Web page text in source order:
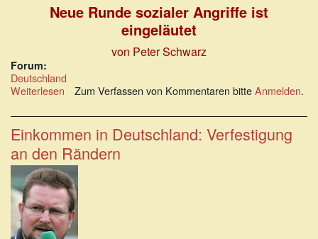
Neue Runde sozialer Angriffe ist
eingeläutet
von Peter Schwarz
Forum:
Deutschland
Weiterlesen über
SPD
modernisiert
Hartz
IV.
Neue
Runde
sozialer
Angriffe
ist
eingeläutet.
Zum Verfassen von Kommentaren bitteAnmelden.
Einkommen in Deutschland: Verfestigung
an den Rändern